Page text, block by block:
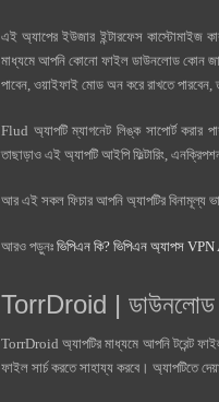
এই অ্যাপের ইউজার ইন্টারফেস কাস্টোমাইজ
মাধ্যমে আপনি কোনো ফাইল ডাউনলোড কোন
পাবেন, ওয়াইফাই মোড অন করে রাখতে
Flud অ্যাপটি ম্যাগনেট লিঙ্ক সাপোর্ট
তাছাড়াও এই অ্যাপটি আইপি ফিল্টারিং,
আর এই সকল ফিচার আপনি অ্যাপটির বিনামূল্য
আরও পড়ুনঃ ভিপিএন কি? ভিপিএন অ্যাপস
TorrDroid | ডাউনলোড
TorrDroid অ্যাপটির মাধ্যমে আপনি টরেন্ট
ফাইল সার্চ করতে সাহায্য করবে। অ্যাপটিতে